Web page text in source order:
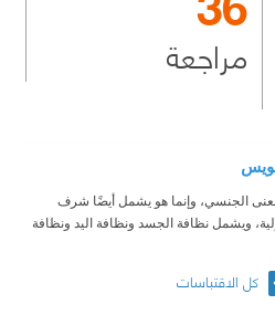
مراجعة
الجنسي، وإنما هو يشمل أيضًا شرف
ويشمل نظافة الجسد ونظافة اليد ونظافة
كل الاقتباسات